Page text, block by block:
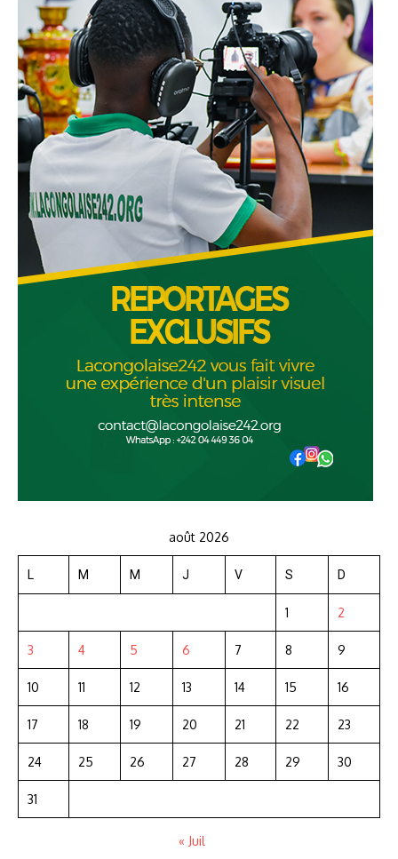
août 2026
L M M J V S D
1 2
3 4 5 6 7 8 9
10 11 12 13 14 15 16
17 18 19 20 21 22 23
24 25 26 27 28 29 30
31
« Juil